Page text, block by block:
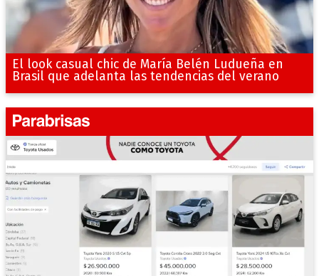
El look casual chic de María Belén Ludueña en
Brasil que adelanta las tendencias del verano